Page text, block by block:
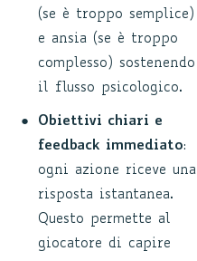
(se è troppo semplice)
e ansia (se è troppo
complesso) sostenendo
il flusso psicologico.
Obiettivi chiari e
feedback immediato:
ogni azione riceve una
risposta istantanea.
Questo permette al
giocatore di capire